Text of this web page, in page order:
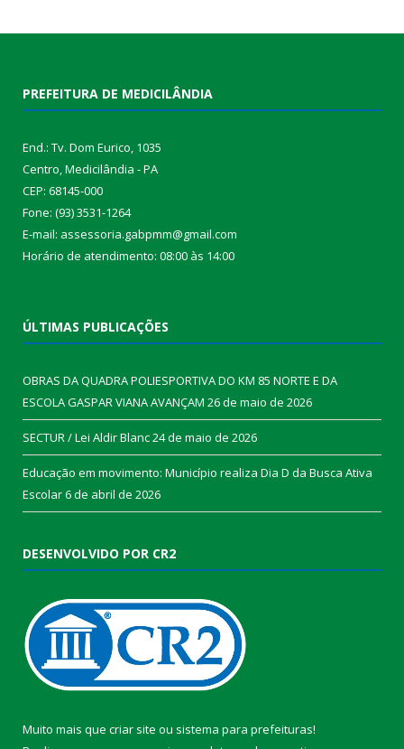
PREFEITURA DE MEDICILÂNDIA
End.: Tv. Dom Eurico, 1035
Centro, Medicilândia - PA
CEP: 68145-000
Fone: (93) 3531-1264
E-mail: assessoria.gabpmm@gmail.com
Horário de atendimento: 08:00 às 14:00
ÚLTIMAS PUBLICAÇÕES
OBRAS DA QUADRA POLIESPORTIVA DO KM 85 NORTE E DA
ESCOLA GASPAR VIANA AVANÇAM 26 de maio de 2026
SECTUR / Lei Aldir Blanc24 de maio de 2026
Educação em movimento: Município realiza Dia D da Busca Ativa
Escolar6 de abril de 2026
DESENVOLVIDO POR CR2
Muito mais que criar site ou sistema para prefeituras!